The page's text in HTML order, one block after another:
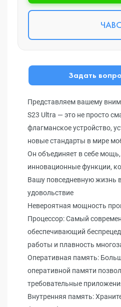
Задать
Представляем вашему
S23 Ultra — это не просто
флагманское устройство,
новые стандарты в мире
Он объединяет в себе мощь,
инновационные функции,
Вашу повседневную жизнь
удовольствие
Невероятная мощность
Процессор: Самый
обеспечивающий
работы и плавность
Оперативная память:
оперативной памяти
требовательные
Внутренняя память: